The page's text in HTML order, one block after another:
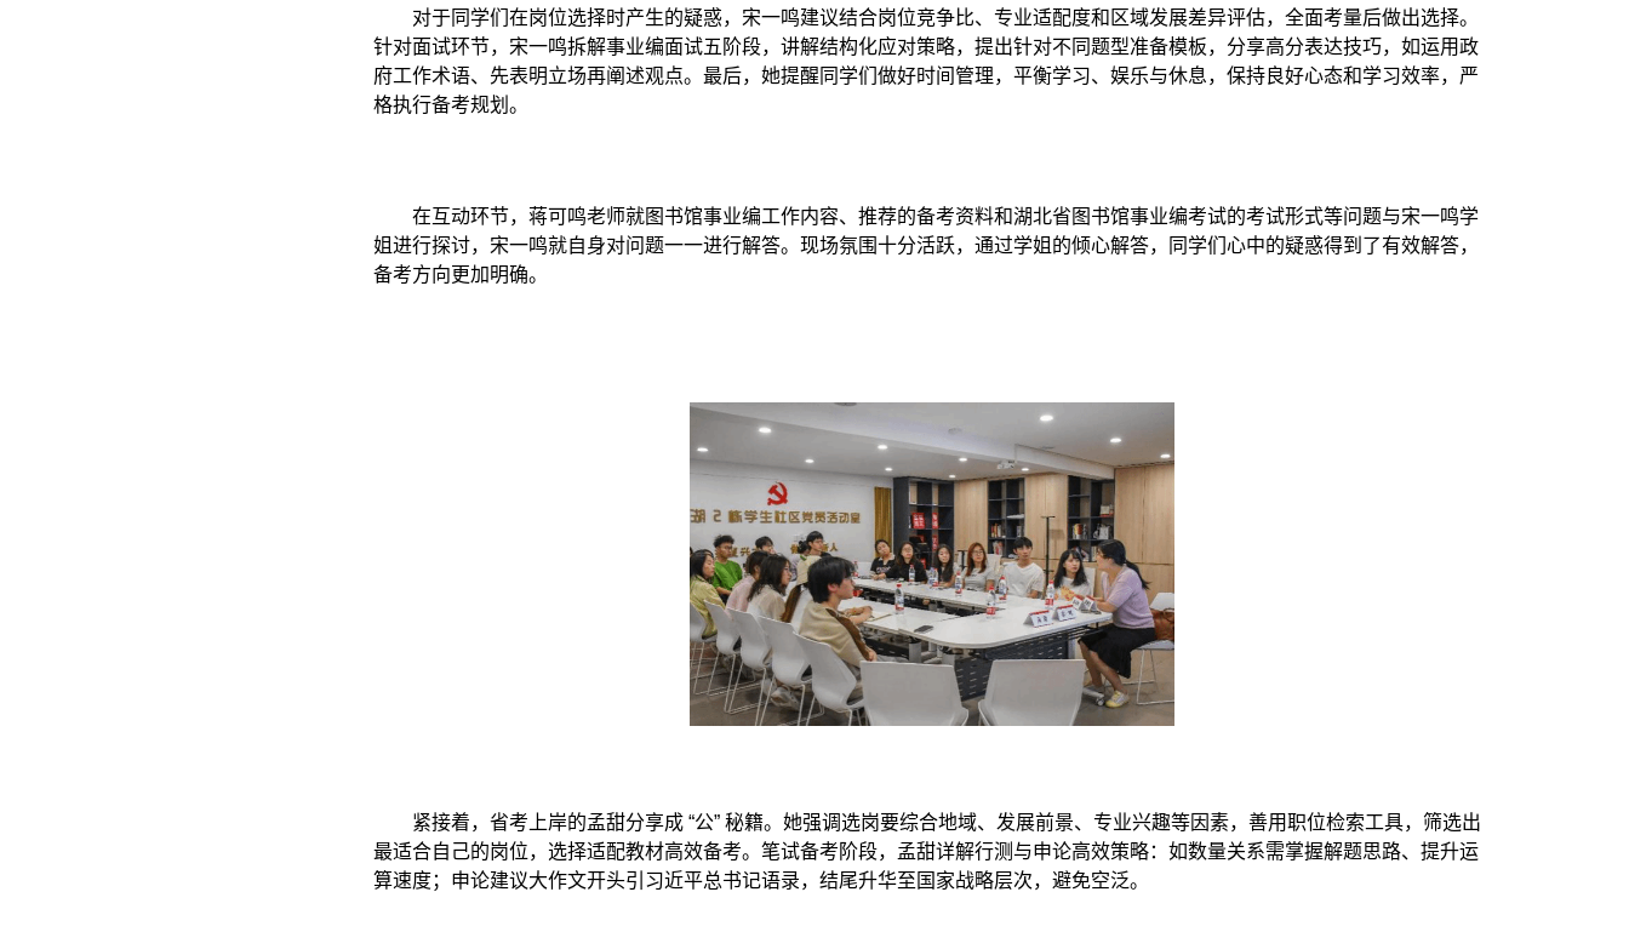
对于同学们在岗位选择时产生的疑惑，宋一鸣建议结合岗位竞争比、专业适配度和区域发展差异评估，全面考量后做出选择。
针对面试环节，宋一鸣拆解事业编面试五阶段，讲解结构化应对策略，提出针对不同题型准备模板，分享高分表达技巧，如运用政
府工作术语、先表明立场再阐述观点。最后，她提醒同学们做好时间管理，平衡学习、娱乐与休息，保持良好心态和学习效率，严
格执行备考规划。
在互动环节，蒋可鸣老师就图书馆事业编工作内容、推荐的备考资料和湖北省图书馆事业编考试的考试形式等问题与宋一鸣学
姐进行探讨，宋一鸣就自身对问题一一进行解答。现场氛围十分活跃，通过学姐的倾心解答，同学们心中的疑惑得到了有效解答，
备考方向更加明确。
紧接着，省考上岸的孟甜分享成 “公” 秘籍。她强调选岗要综合地域、发展前景、专业兴趣等因素，善用职位检索工具，筛选出
最适合自己的岗位，选择适配教材高效备考。笔试备考阶段，孟甜详解行测与申论高效策略：如数量关系需掌握解题思路、提升运
算速度；申论建议大作文开头引习近平总书记语录，结尾升华至国家战略层次，避免空泛。